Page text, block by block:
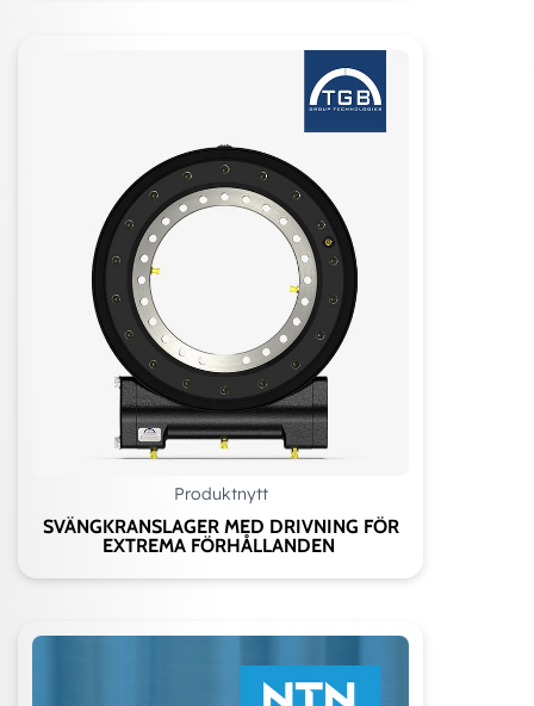
Produktnytt
SVÄNGKRANSLAGER MED DRIVNING FÖR
EXTREMA FÖRHÅLLANDEN